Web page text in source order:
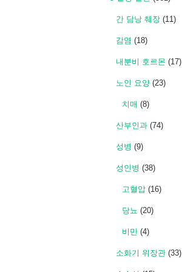
간 담낭 췌장 (11)
감염 (18)
내분비 호르몬 (17)
노인 요양 (23)
치매 (8)
산부인과 (74)
성병 (9)
성인병 (38)
고혈압 (16)
당뇨 (20)
비만 (4)
소화기 위장관 (33)